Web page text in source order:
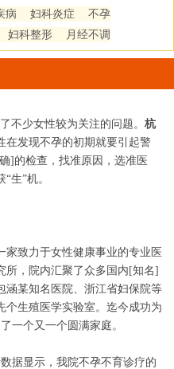
病 妇科炎症
不孕
妇科整形 月经不调
少女性较为关注的问题。杭
在发现不孕的初期就要引起警
]的检查，找准原因，选准医
生”机。
致力于女性健康事业的专业医
所，院内汇聚了众多国内[知名]
涵某知名医院、浙江省妇保院等
个生殖医学实验室。迄今成功为
一个又一个圆满家庭。
显示，我院不孕不育诊疗的